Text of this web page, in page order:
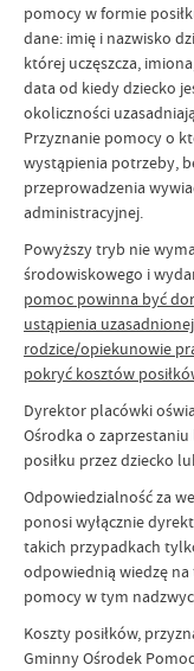
pomocy w formie
dane: imię i nazwisko
której uczęszcza,
data od kiedy dziecko
okoliczności
Przyznanie pomocy o
wystąpienia potrzeby,
przeprowadzenia
administracyjnej.
Powyższy tryb nie
środowiskowego i
pomoc powinna być
ustąpienia
rodzice/opiekunowie
pokryć kosztów
Dyrektor placówki
Ośrodka o
posiłku przez dziecko
Odpowiedzialność za
ponosi wyłącznie
takich przypadkach
odpowiednią wiedzę
pomocy w tym
Koszty posiłków,
Gminny Ośrodek